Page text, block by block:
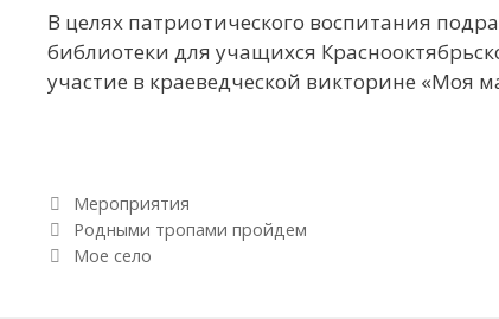
В целях патриотического воспитания
библиотеки для учащихся
участие в краеведческой викторине «Моя
Рубрики
Мероприятия
Навигация по записям
Родными тропами пройдем
Мое село